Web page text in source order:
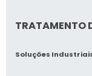
TRATAMENTO
Soluções